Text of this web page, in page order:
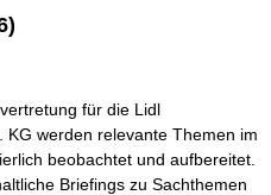
für die Lidl
KG werden relevante Themen im
beobachtet und aufbereitet.
Briefings zu Sachthemen